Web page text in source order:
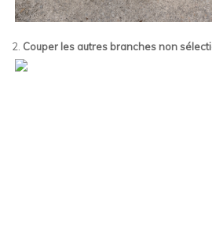
2. Couper les autres branches non